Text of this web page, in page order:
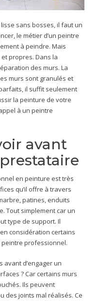
sans bosses, il faut un
le métier d’un peintre
à peindre. Mais
propres. Dans la
des murs. La
murs sont granulés et
il suffit seulement
la peinture de votre
à un peintre
avant
en peinture est très
qu’il offre à travers
patines, enduits
Tout simplement car un
type de support. Il
considération certains
professionnel.
avant d’engager un
? Car certains murs
Ils peuvent
des joints mal réalisés. Ce